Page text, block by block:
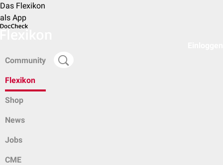
Das Flexikon
als App
Community
Flexikon
Shop
News
Jobs
CME